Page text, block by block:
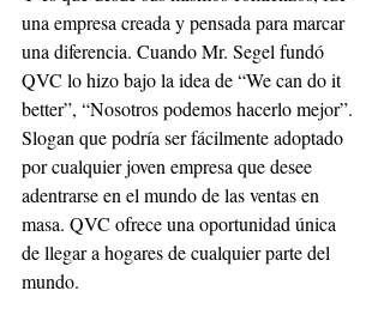
una empresa creada y pensada para marcar
una diferencia. Cuando Mr. Segel fundó
QVC lo hizo bajo la idea de “We can do it
better”, “Nosotros podemos hacerlo mejor”.
Slogan que podría ser fácilmente adoptado
por cualquier joven empresa que desee
adentrarse en el mundo de las ventas en
masa. QVC ofrece una oportunidad única
de llegar a hogares de cualquier parte del
mundo.